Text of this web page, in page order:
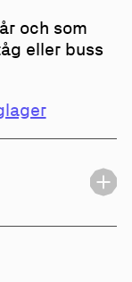
och som
eller buss